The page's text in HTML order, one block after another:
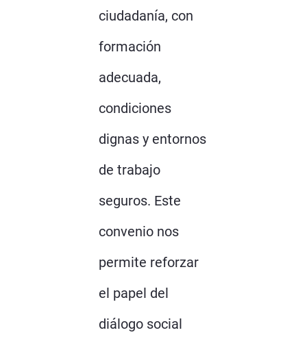
ciudadanía, con
formación
adecuada,
condiciones
dignas y entornos
de trabajo
seguros. Este
convenio nos
permite reforzar
el papel del
diálogo social